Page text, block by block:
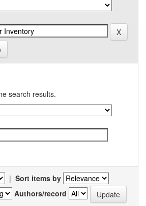
search results.
| Sort items by
Authors/record